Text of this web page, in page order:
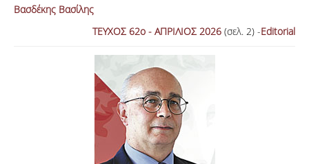
ΕΠΙΚΟΙΝΩΝΙΑ
Βασδέκης Βασίλης
ΤΕΥΧΟΣ 62ο - ΑΠΡΙΛΙΟΣ 2026 (σελ. 2) -Editorial